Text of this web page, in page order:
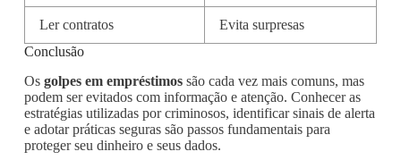
Ler contratos
Evita surpresas
Conclusão
Os golpes em empréstimossão cada vez mais comuns, mas
podem ser evitados com informação e atenção. Conhecer as
estratégias utilizadas por criminosos, identificar sinais de alerta
e adotar práticas seguras são passos fundamentais para
proteger seu dinheiro e seus dados.